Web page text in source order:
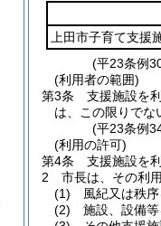
上田市子育て支援
(平23条例
(利用者の範囲)
第3条
支援施設を
は、この限りでな
(平23条例
(利用の許可)
第4条
支援施設を
2
市長は、その利
(1)
風紀又は秩
(2)
施設、設備